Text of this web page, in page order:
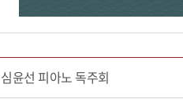
심윤선 피아노 독주회